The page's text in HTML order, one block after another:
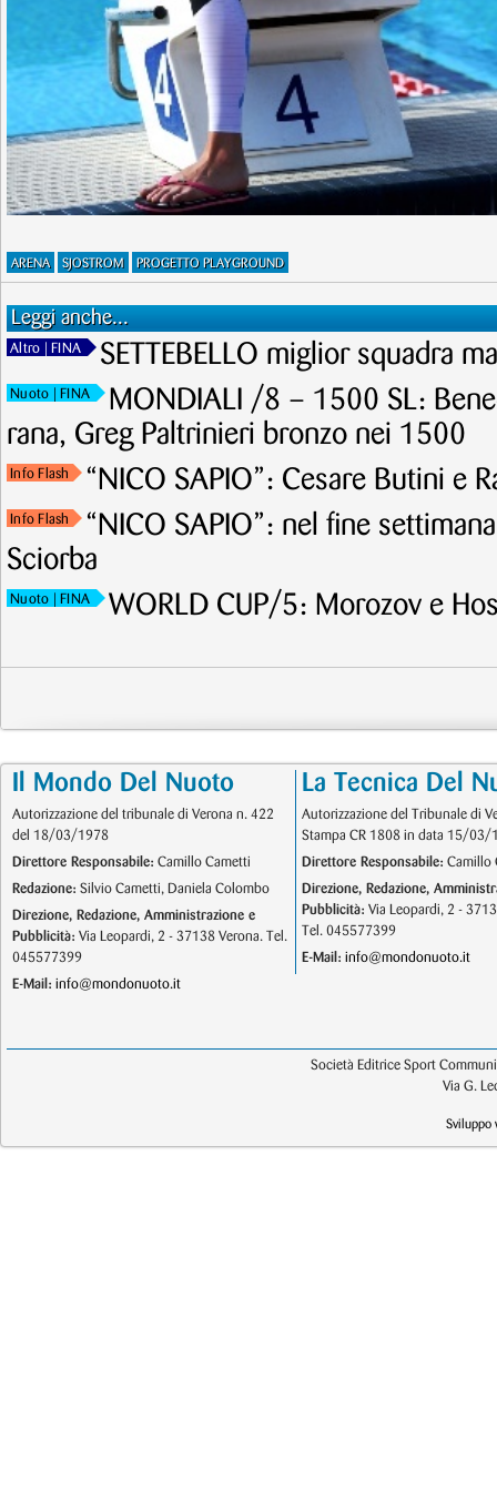
ARENA SJOSTROM PROGETTO PLAYGROUND
Leggi anche...
Altro | FINA SETTEBELLO miglior squadra
Nuoto | FINA
MONDIALI /8 – 1500 SL:
rana, Greg Paltrinieri bronzo nei 1500
Info Flash “NICO SAPIO”: Cesare Butini e
Info Flash
“NICO SAPIO”: nel fine
Sciorba
Nuoto | FINA WORLD CUP/5: Morozov e
Il Mondo Del Nuoto
Autorizzazione del tribunale di Verona n. 422
del 18/03/1978
Direttore Responsabile: Camillo Cametti
Redazione: Silvio Cametti, Daniela Colombo
Direzione, Redazione, Amministrazione e
Pubblicità: Via Leopardi, 2 - 37138 Verona. Tel.
045577399
E-Mail: info@mondonuoto.it
La Tecnica Del
Autorizzazione del Tribunale di
Stampa CR 1808 in data 15/03/
Direttore Responsabile: Camillo
Direzione, Redazione,
Pubblicità: Via Leopardi, 2 -
Tel. 045577399
E-Mail: info@mondonuoto.it
Società Editrice Sport
Via G.
Sviluppo